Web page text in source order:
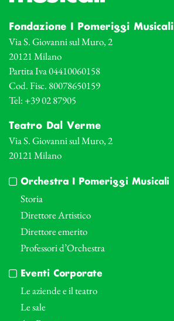
Fondazione I Pomeriggi Musicali
Via S. Giovanni sul Muro, 2
20121 Milano
Partita Iva 04410060158
Cod. Fisc. 80078650159
Tel: +39 02 87905
Teatro Dal Verme
Via S. Giovanni sul Muro, 2
20121 Milano
Orchestra I Pomeriggi Musicali
Storia
Direttore Artistico
Direttore emerito
Professori d’Orchestra
Eventi Corporate
Le aziende e il teatro
Le sale